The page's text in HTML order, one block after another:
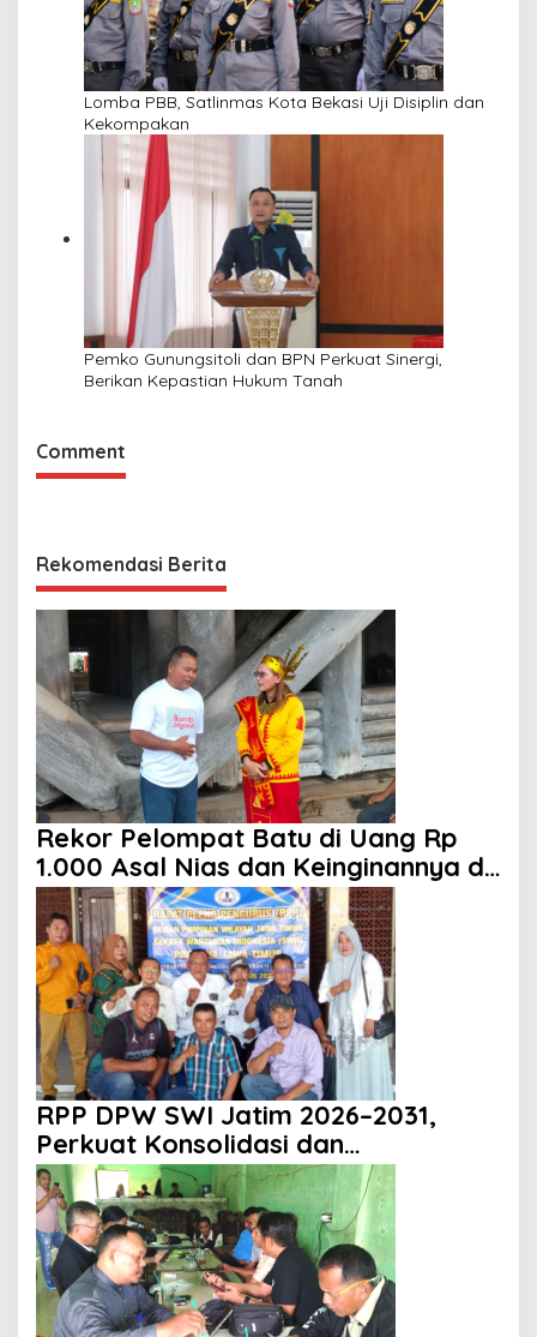
Lomba PBB, Satlinmas Kota Bekasi Uji Disiplin dan
Kekompakan
Pemko Gunungsitoli dan BPN Perkuat Sinergi,
Berikan Kepastian Hukum Tanah
Comment
Rekomendasi Berita
Rekor Pelompat Batu di Uang Rp
1.000 Asal Nias dan Keinginannya di
HUT ke 81 RI
RPP DPW SWI Jatim 2026–2031,
Perkuat Konsolidasi dan
Profesionalisme Organisasi